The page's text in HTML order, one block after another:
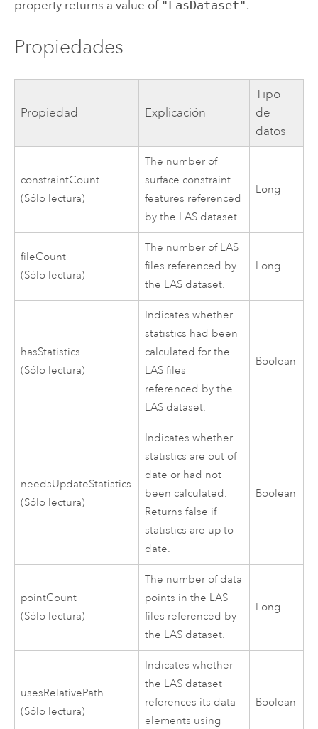
property returns a value of "LasDataset".
Propiedades
Propiedad Explicación
Tipo
de
datos
constraintCount
(Sólo lectura)
The number of
surface constraint
features referenced
by the LAS dataset.
Long
fileCount
(Sólo lectura)
The number of LAS
files referenced by
the LAS dataset.
Long
hasStatistics
(Sólo lectura)
Indicates whether
statistics had been
calculated for the
LAS files
referenced by the
LAS dataset.
Boolean
needsUpdateStatistics
(Sólo lectura)
Indicates whether
statistics are out of
date or had not
been calculated.
Returns false if
statistics are up to
date.
Boolean
pointCount
(Sólo lectura)
The number of data
points in the LAS
files referenced by
the LAS dataset.
Long
usesRelativePath
(Sólo lectura)
Indicates whether
the LAS dataset
references its data
elements using
Boolean